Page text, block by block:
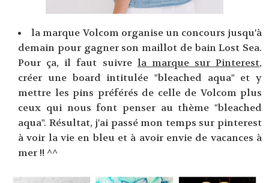
la marque Volcom organise un concours jusqu'à
demain pour gagner son maillot de bain Lost Sea.
Pour ça, il faut suivre la marque sur Pinterest,
créer une board intitulée "bleached aqua" et y
mettre les pins préférés de celle de Volcom plus
ceux qui nous font penser au thème "bleached
aqua". Résultat, j'ai passé mon temps sur pinterest
à voir la vie en bleu et à avoir envie de vacances à
mer !! ^^